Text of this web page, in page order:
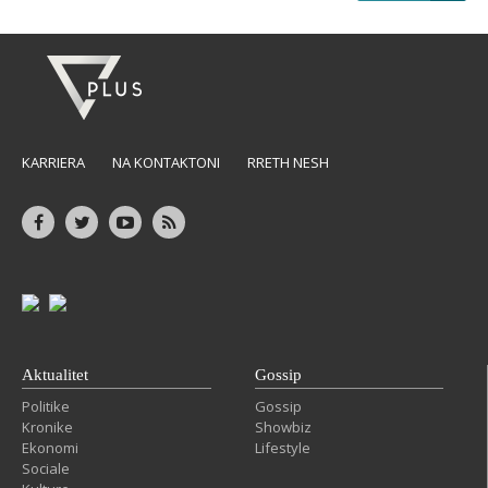
KARRIERA NA KONTAKTONI RRETH NESH
Aktualitet
Politike
Kronike
Ekonomi
Sociale
Gossip
Gossip
Showbiz
Lifestyle